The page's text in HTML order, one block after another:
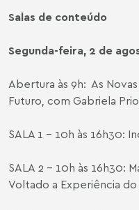
Salas de conteúdo
Segunda-feira, 2 de
Abertura às 9h: As
Futuro, com Gabriela
SALA 1 – 10h às 16h30:
SALA 2 – 10h às 16h30:
Voltado a Experiência